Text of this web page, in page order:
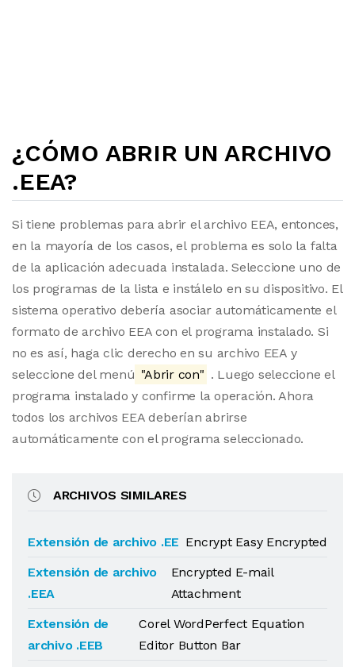
¿CÓMO ABRIR UN ARCHIVO
.EEA?
Si tiene problemas para abrir el archivo EEA, entonces,
en la mayoría de los casos, el problema es solo la falta
de la aplicación adecuada instalada. Seleccione uno de
los programas de la lista e instálelo en su dispositivo. El
sistema operativo debería asociar automáticamente el
formato de archivo EEA con el programa instalado. Si
no es así, haga clic derecho en su archivo EEA y
seleccione del menú "Abrir con" . Luego seleccione el
programa instalado y confirme la operación. Ahora
todos los archivos EEA deberían abrirse
automáticamente con el programa seleccionado.
ARCHIVOS SIMILARES
Extensión de archivo .EE Encrypt Easy Encrypted
Extensión de archivo
.EEA
Encrypted E-mail
Attachment
Extensión de
archivo .EEB
Corel WordPerfect Equation
Editor Button Bar